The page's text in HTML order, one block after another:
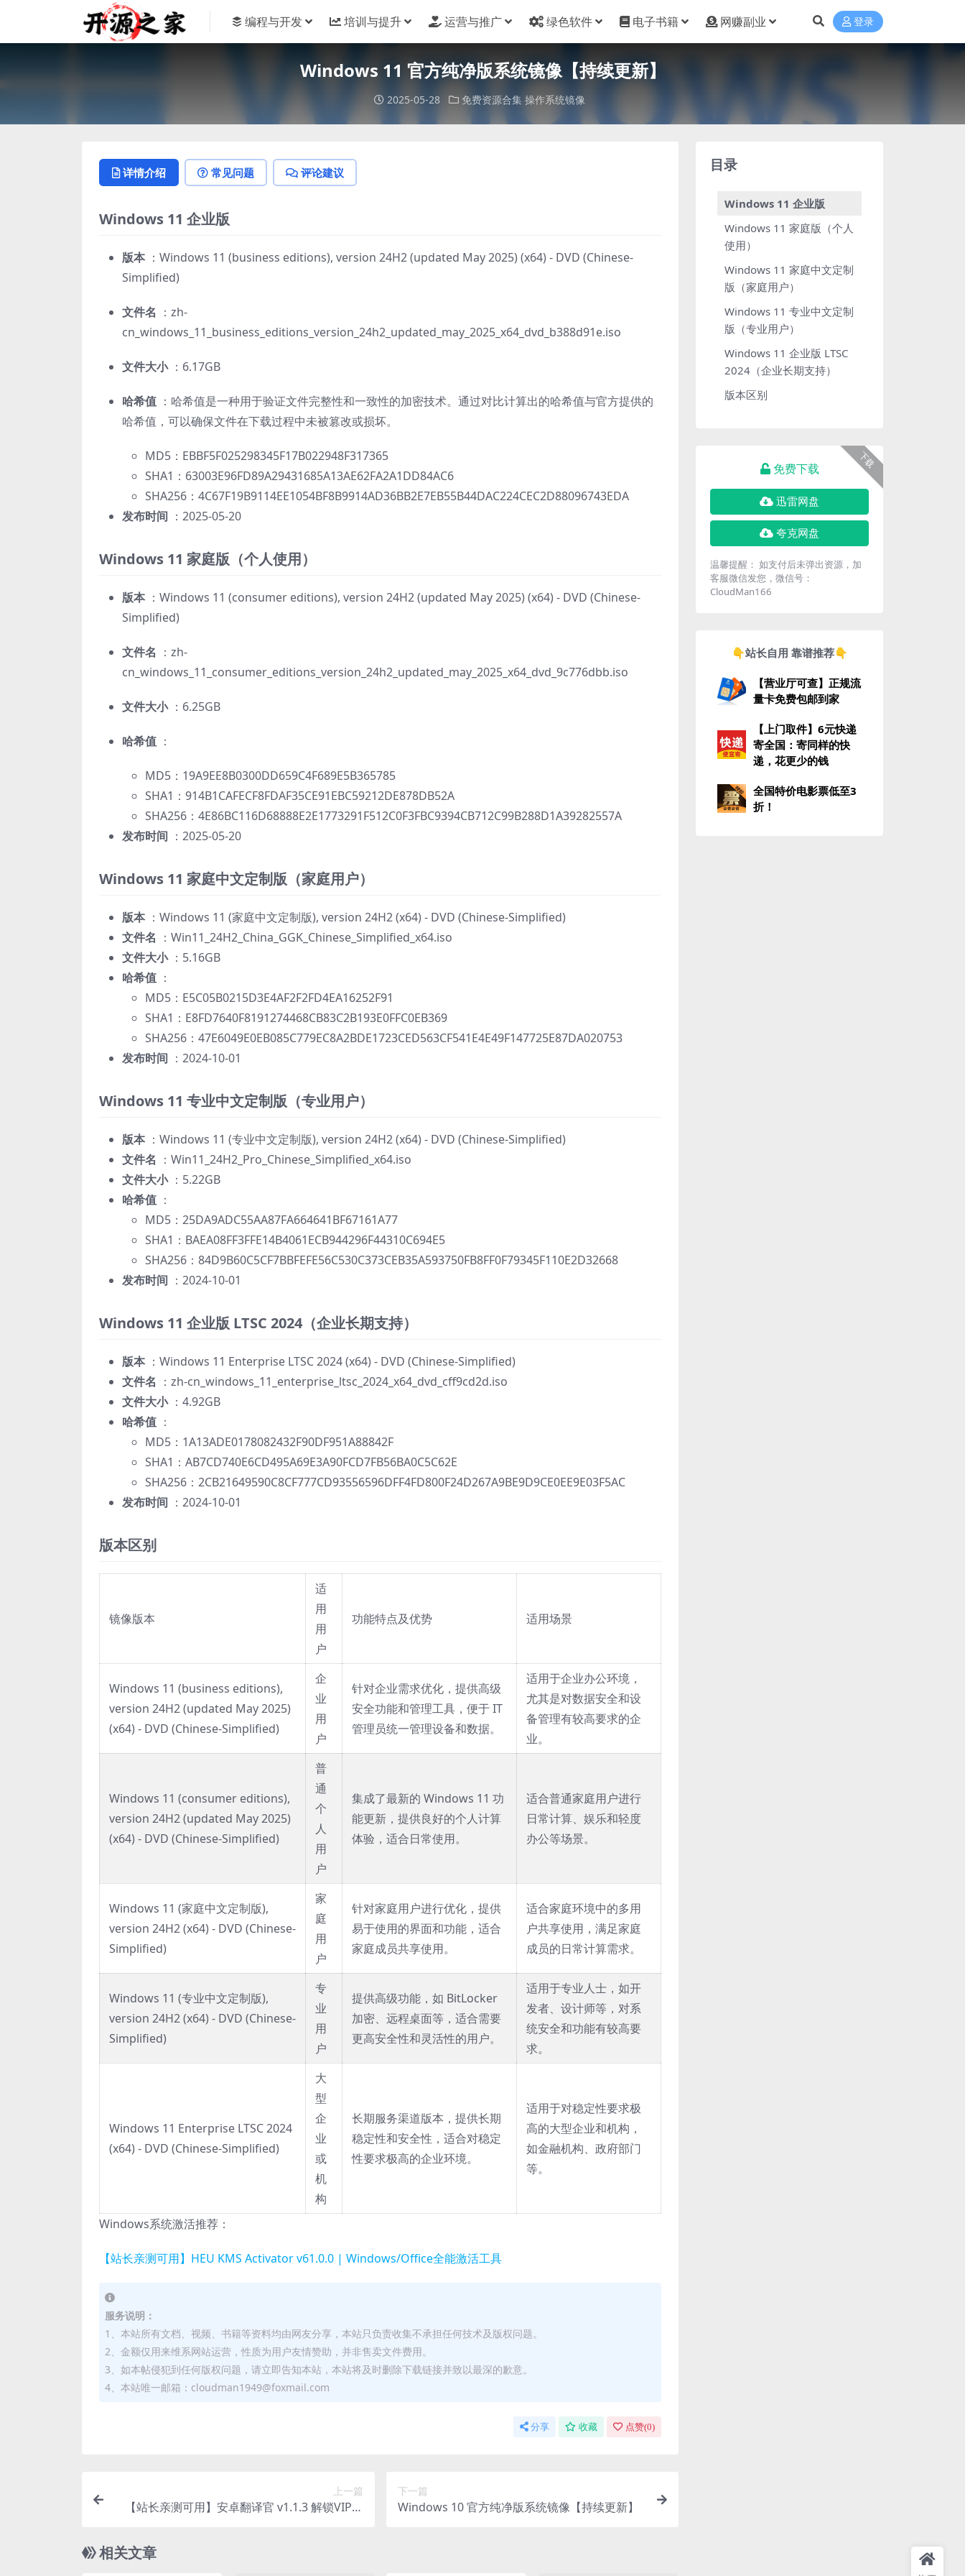
编程与开发 培训与提升 运营与推广 绿色软件 电子书籍 网赚副业 登录
Windows 11 官方纯净版系统镜像【持续更新】
2025-05-28 免费资源合集 操作系统镜像
详情介绍 常见问题 评论建议
Windows 11 企业版
版本：Windows 11 (business editions), version 24H2 (updated May 2025) (x64) - DVD (Chinese-
Simplified)
文件名 ：zh-
cn_windows_11_business_editions_version_24h2_updated_may_2025_x64_dvd_b388d91e.iso
文件大小：6.17GB
哈希值 ：哈希值是一种用于验证文件完整性和一致性的加密技术。通过对比计算出的哈希值与官方提供的
哈希值，可以确保文件在下载过程中未被篡改或损坏。
MD5：EBBF5F025298345F17B022948F317365
SHA1：63003E96FD89A29431685A13AE62FA2A1DD84AC6
SHA256：4C67F19B9114EE1054BF8B9914AD36BB2E7EB55B44DAC224CEC2D88096743EDA
发布时间 ：2025-05-20
Windows 11 家庭版（个人使用）
版本：Windows 11 (consumer editions), version 24H2 (updated May 2025) (x64) - DVD (Chinese-
Simplified)
文件名 ：zh-
cn_windows_11_consumer_editions_version_24h2_updated_may_2025_x64_dvd_9c776dbb.iso
文件大小：6.25GB
哈希值 ：
MD5：19A9EE8B0300DD659C4F689E5B365785
SHA1：914B1CAFECF8FDAF35CE91EBC59212DE878DB52A
SHA256：4E86BC116D68888E2E1773291F512C0F3FBC9394CB712C99B288D1A39282557A
发布时间 ：2025-05-20
Windows 11 家庭中文定制版（家庭用户）
版本：Windows 11 (家庭中文定制版), version 24H2 (x64) - DVD (Chinese-Simplified)
文件名 ：Win11_24H2_China_GGK_Chinese_Simplified_x64.iso
文件大小：5.16GB
哈希值 ：
MD5：E5C05B0215D3E4AF2F2FD4EA16252F91
SHA1：E8FD7640F8191274468CB83C2B193E0FFC0EB369
SHA256：47E6049E0EB085C779EC8A2BDE1723CED563CF541E4E49F147725E87DA020753
发布时间 ：2024-10-01
Windows 11 专业中文定制版（专业用户）
版本：Windows 11 (专业中文定制版), version 24H2 (x64) - DVD (Chinese-Simplified)
文件名 ：Win11_24H2_Pro_Chinese_Simplified_x64.iso
文件大小：5.22GB
哈希值 ：
MD5：25DA9ADC55AA87FA664641BF67161A77
SHA1：BAEA08FF3FFE14B4061ECB944296F44310C694E5
SHA256：84D9B60C5CF7BBFEFE56C530C373CEB35A593750FB8FF0F79345F110E2D32668
发布时间 ：2024-10-01
Windows 11 企业版 LTSC 2024（企业长期支持）
版本：Windows 11 Enterprise LTSC 2024 (x64) - DVD (Chinese-Simplified)
文件名 ：zh-cn_windows_11_enterprise_ltsc_2024_x64_dvd_cff9cd2d.iso
文件大小：4.92GB
哈希值 ：
MD5：1A13ADE0178082432F90DF951A88842F
SHA1：AB7CD740E6CD495A69E3A90FCD7FB56BA0C5C62E
SHA256：2CB21649590C8CF777CD93556596DFF4FD800F24D267A9BE9D9CE0EE9E03F5AC
发布时间 ：2024-10-01
版本区别
镜像版本
适
用
用
户
功能特点及优势 适用场景
Windows 11 (business editions),
version 24H2 (updated May 2025)
(x64) - DVD (Chinese-Simplified)
企
业
用
户
针对企业需求优化，提供高级
安全功能和管理工具，便于 IT
管理员统一管理设备和数据。
适用于企业办公环境，
尤其是对数据安全和设
备管理有较高要求的企
业。
Windows 11 (consumer editions),
version 24H2 (updated May 2025)
(x64) - DVD (Chinese-Simplified)
普
通
个
人
用
户
集成了最新的 Windows 11 功
能更新，提供良好的个人计算
体验，适合日常使用。
适合普通家庭用户进行
日常计算、娱乐和轻度
办公等场景。
Windows 11 (家庭中文定制版),
version 24H2 (x64) - DVD (Chinese-
Simplified)
家
庭
用
户
针对家庭用户进行优化，提供
易于使用的界面和功能，适合
家庭成员共享使用。
适合家庭环境中的多用
户共享使用，满足家庭
成员的日常计算需求。
Windows 11 (专业中文定制版),
version 24H2 (x64) - DVD (Chinese-
Simplified)
专
业
用
户
提供高级功能，如 BitLocker
加密、远程桌面等，适合需要
更高安全性和灵活性的用户。
适用于专业人士，如开
发者、设计师等，对系
统安全和功能有较高要
求。
Windows 11 Enterprise LTSC 2024
(x64) - DVD (Chinese-Simplified)
大
型
企
业
或
机
构
长期服务渠道版本，提供长期
稳定性和安全性，适合对稳定
性要求极高的企业环境。
适用于对稳定性要求极
高的大型企业和机构，
如金融机构、政府部门
等。
Windows系统激活推荐：
【站长亲测可用】HEU KMS Activator v61.0.0 | Windows/Office全能激活工具
服务说明：
1、本站所有文档、视频、书籍等资料均由网友分享，本站只负责收集不承担任何技术及版权问题。
2、金额仅用来维系网站运营，性质为用户友情赞助，并非售卖文件费用。
3、如本帖侵犯到任何版权问题，请立即告知本站，本站将及时删除下载链接并致以最深的歉意。
4、本站唯一邮箱：cloudman1949@foxmail.com
分享 收藏 点赞(0)
上一篇
【站长亲测可用】安卓翻译官 v1.1.3 解锁VIP会
下一篇
Windows 10 官方纯净版系统镜像【持续更新】
相关文章
目录
Windows 11 企业版
Windows 11 家庭版（个人
使用）
Windows 11 家庭中文定制
版（家庭用户）
Windows 11 专业中文定制
版（专业用户）
Windows 11 企业版 LTSC
2024（企业长期支持）
版本区别
下载
免费下载
迅雷网盘
夸克网盘
温馨提醒： 如支付后未弹出资源，加
客服微信发您，微信号：
CloudMan166
👇站长自用 靠谱推荐👇
【营业厅可查】正规流
量卡免费包邮到家
【上门取件】6元快递
寄全国：寄同样的快
递，花更少的钱
全国特价电影票低至3
折！